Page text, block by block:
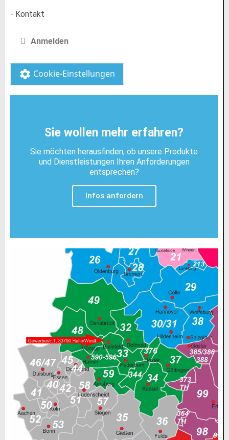
- Kontakt
Anmelden
settings Cookie-Einstellungen
Sie wollen mehr erfahren?
Sie möchten herausfinden, ob unsere Produkte
und Dienstleistungen Ihren Anforderungen
entsprechen?
Infos anfordern